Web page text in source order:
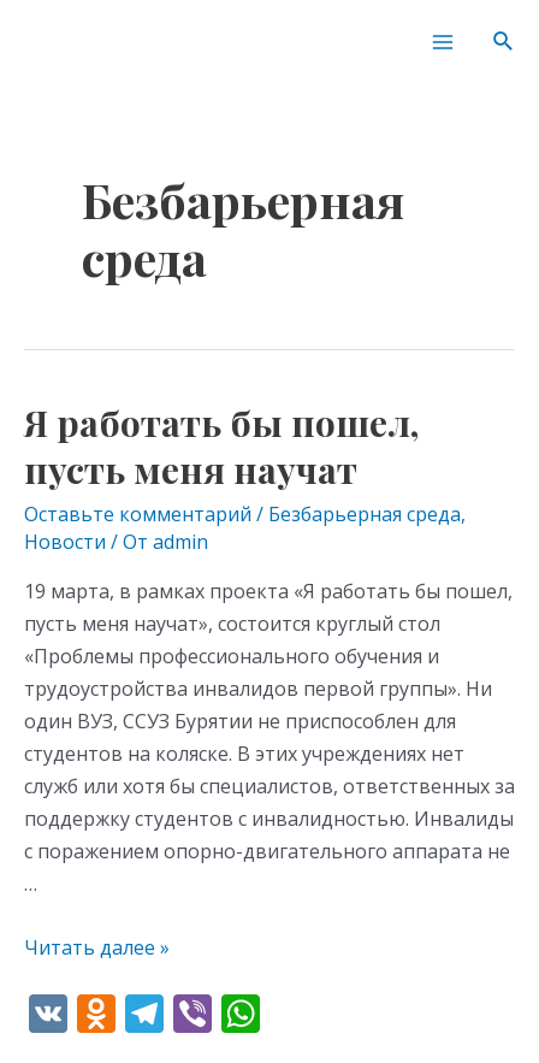
Main
Безбарьерная
среда
Я работать бы пошел,
пусть меня научат
Оставьте комментарий / Безбарьерная среда,
Новости / От admin
19 марта, в рамках проекта «Я работать бы пошел,
пусть меня научат», состоится круглый стол
«Проблемы профессионального обучения и
трудоустройства инвалидов первой группы». Ни
один ВУЗ, ССУЗ Бурятии не приспособлен для
студентов на коляске. В этих учреждениях нет
служб или хотя бы специалистов, ответственных за
поддержку студентов с инвалидностью. Инвалиды
с поражением опорно-двигательного аппарата не
…
Я
работать
бы
пошел,
пусть
научат
Читать далее »
V O T Vi